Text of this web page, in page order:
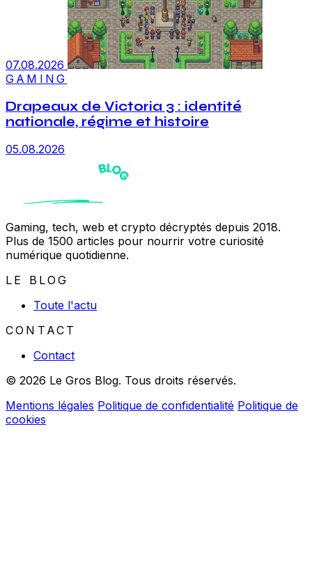
07.08.2026
GAMING
Drapeaux de Victoria 3 : identité
nationale, régime et histoire
05.08.2026
Gaming, tech, web et crypto décryptés depuis 2018.
Plus de 1500 articles pour nourrir votre curiosité
numérique quotidienne.
LE BLOG
Toute l'actu
CONTACT
Contact
© 2026 Le Gros Blog. Tous droits réservés.
Mentions légales Politique de confidentialité Politique de
cookies